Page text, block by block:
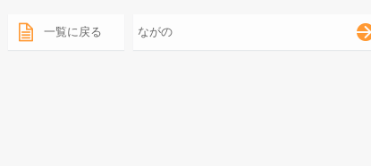
一覧に戻る ながの